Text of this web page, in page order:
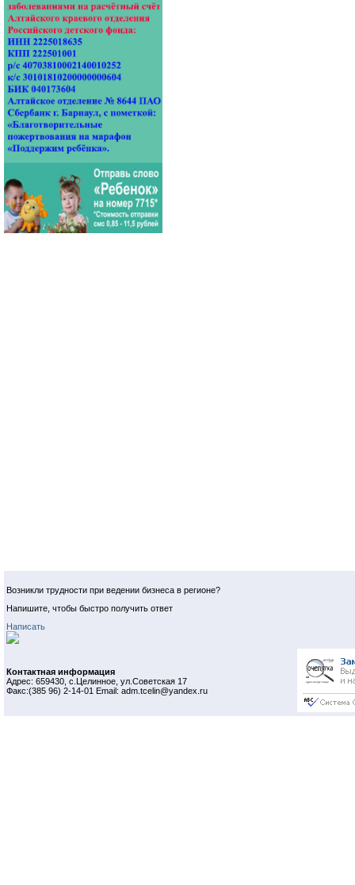
Возникли трудности при ведении бизнеса в регионе?
Напишите, чтобы быстро получить ответ
Написать
Контактная информация
Адрес: 659430, с.Целинное, ул.Советская 17
Факс:(385 96) 2-14-01 Email: adm.tcelin@yandex.ru